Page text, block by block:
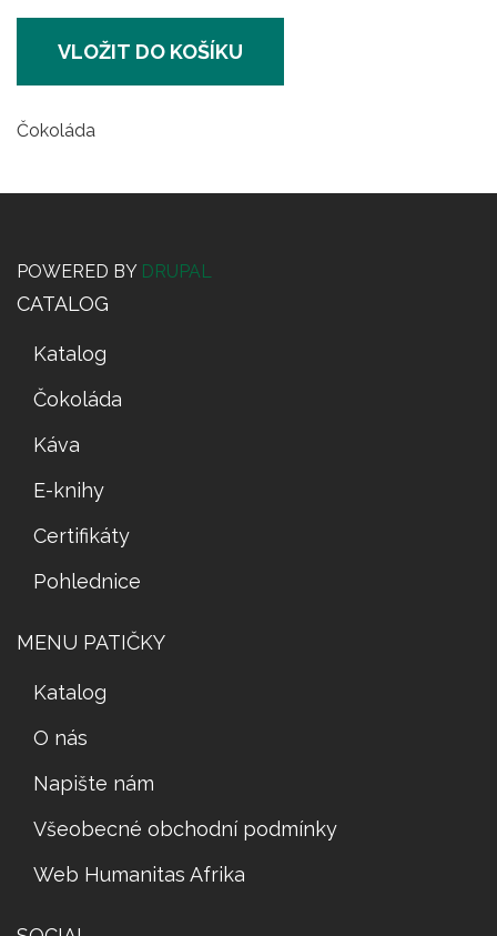
VLOŽIT DO KOŠÍKU
Čokoláda
POWERED BY DRUPAL
CATALOG
Katalog
Čokoláda
Káva
E-knihy
Certifikáty
Pohlednice
MENU PATIČKY
Katalog
O nás
Napište nám
Všeobecné obchodní podmínky
Web Humanitas Afrika